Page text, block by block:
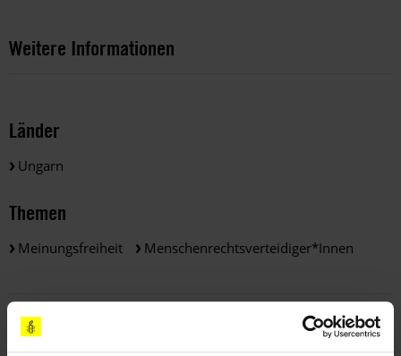
Weitere Informationen
Länder
Ungarn
Themen
Meinungsfreiheit Menschenrechtsverteidiger*innen
Teile diesen Beitrag